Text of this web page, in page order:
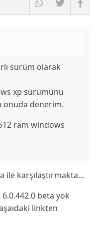
sürüm olarak
xp sürümünü
onuda denerim.
ram windows
ile karşılaştırmakta...
beta yok
linkten